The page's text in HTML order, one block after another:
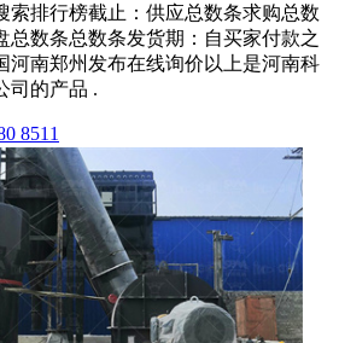
索排行榜截止：供应总数条求购总数
总数条总数条发货期：自买家付款之
河南郑州发布在线询价以上是河南科
司的产品 .
8511